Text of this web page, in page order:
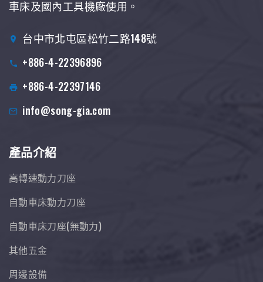
車床及國內工具機廠使用。
台中市北屯區松竹二路148號
+886-4-22396896
+886-4-22397146
info@song-gia.com
產品介紹
高轉速動力刀座
自動車床動力刀座
自動車床刀座(無動力)
其他五金
周邊設備